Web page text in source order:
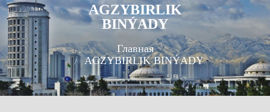
AGZYBIRLIK
BINÝADY
Главная
AGZYBIRLIK BINÝADY